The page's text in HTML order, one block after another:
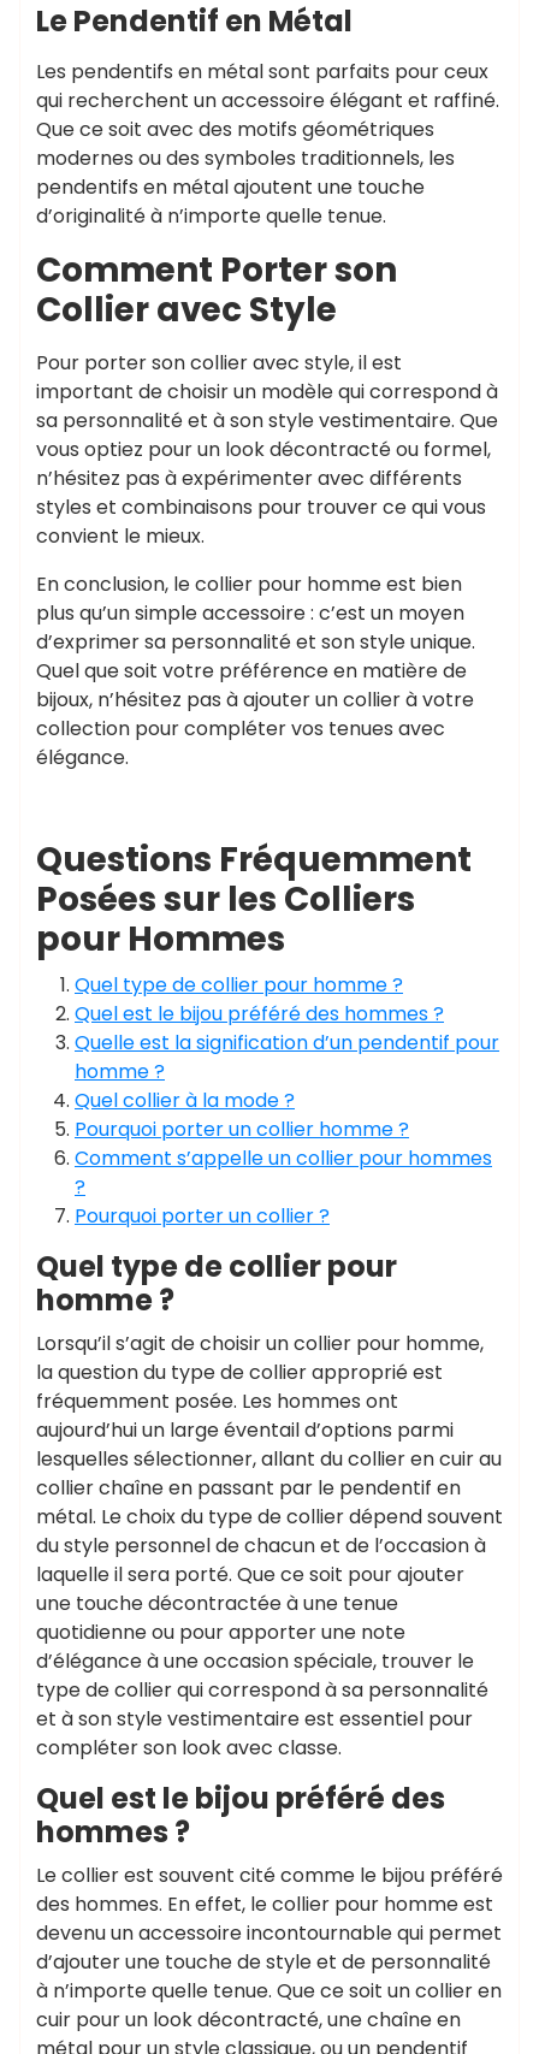
Le Pendentif en Métal
Les pendentifs en métal sont parfaits pour ceux
qui recherchent un accessoire élégant et raffiné.
Que ce soit avec des motifs géométriques
modernes ou des symboles traditionnels, les
pendentifs en métal ajoutent une touche
d’originalité à n’importe quelle tenue.
Comment Porter son
Collier avec Style
Pour porter son collier avec style, il est
important de choisir un modèle qui correspond à
sa personnalité et à son style vestimentaire. Que
vous optiez pour un look décontracté ou formel,
n’hésitez pas à expérimenter avec différents
styles et combinaisons pour trouver ce qui vous
convient le mieux.
En conclusion, le collier pour homme est bien
plus qu’un simple accessoire : c’est un moyen
d’exprimer sa personnalité et son style unique.
Quel que soit votre préférence en matière de
bijoux, n’hésitez pas à ajouter un collier à votre
collection pour compléter vos tenues avec
élégance.
Questions Fréquemment
Posées sur les Colliers
pour Hommes
Quel type de collier pour homme ?
Quel est le bijou préféré des hommes ?
Quelle est la signification d’un pendentif pour
homme ?
Quel collier à la mode ?
Pourquoi porter un collier homme ?
Comment s’appelle un collier pour hommes
?
Pourquoi porter un collier ?
Quel type de collier pour
homme ?
Lorsqu’il s’agit de choisir un collier pour homme,
la question du type de collier approprié est
fréquemment posée. Les hommes ont
aujourd’hui un large éventail d’options parmi
lesquelles sélectionner, allant du collier en cuir au
collier chaîne en passant par le pendentif en
métal. Le choix du type de collier dépend souvent
du style personnel de chacun et de l’occasion à
laquelle il sera porté. Que ce soit pour ajouter
une touche décontractée à une tenue
quotidienne ou pour apporter une note
d’élégance à une occasion spéciale, trouver le
type de collier qui correspond à sa personnalité
et à son style vestimentaire est essentiel pour
compléter son look avec classe.
Quel est le bijou préféré des
hommes ?
Le collier est souvent cité comme le bijou préféré
des hommes. En effet, le collier pour homme est
devenu un accessoire incontournable qui permet
d’ajouter une touche de style et de personnalité
à n’importe quelle tenue. Que ce soit un collier en
cuir pour un look décontracté, une chaîne en